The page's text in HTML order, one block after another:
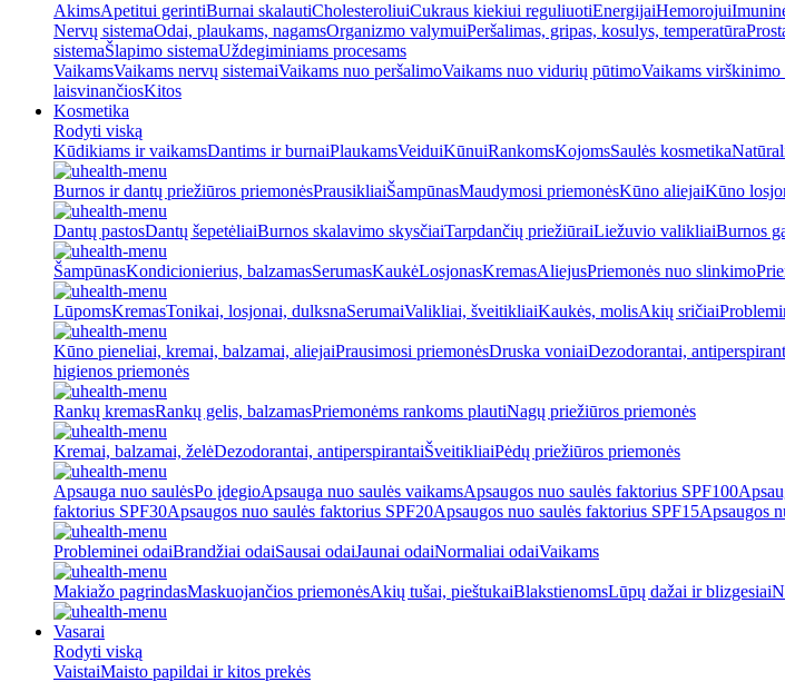
AkimsApetitui gerintiBurnai skalautiCholesteroliuiCukraus kiekiui reguliuotiEnergijaiHemorojui
Nervų sistemaOdai, plaukams, nagamsOrganizmo valymuiPeršalimas, gripas, kosulys, temperatūra
sistemaŠlapimo sistemaUždegiminiams procesams
VaikamsVaikams nervų sistemaiVaikams nuo peršalimoVaikams nuo vidurių pūtimoVaikams virškinimo
laisvinančiosKitos
Kosmetika
Rodyti viską
Kūdikiams ir vaikamsDantims ir burnaiPlaukamsVeiduiKūnuiRankomsKojomsSaulės kosmetika
Burnos ir dantų priežiūros priemonėsPrausikliaiŠampūnasMaudymosi priemonėsKūno aliejaiKūno
Dantų pastosDantų šepetėliaiBurnos skalavimo skysčiaiTarpdančių priežiūraiLiežuvio valikliaiBurnos
ŠampūnasKondicionierius, balzamasSerumasKaukėLosjonasKremasAliejusPriemonės nuo slinkimo
LūpomsKremasTonikai, losjonai, dulksnaSerumaiValikliai, šveitikliaiKaukės, molisAkių sričiai
Kūno pieneliai, kremai, balzamai, aliejaiPrausimosi priemonėsDruska voniaiDezodorantai,
higienos priemonės
Rankų kremasRankų gelis, balzamasPriemonėms rankoms plautiNagų priežiūros priemonės
Kremai, balzamai, želėDezodorantai, antiperspirantaiŠveitikliaiPėdų priežiūros priemonės
Apsauga nuo saulėsPo įdegioApsauga nuo saulės vaikamsApsaugos nuo saulės faktorius SPF100
faktorius SPF30Apsaugos nuo saulės faktorius SPF20Apsaugos nuo saulės faktorius SPF15Apsaugos
Probleminei odaiBrandžiai odaiSausai odaiJaunai odaiNormaliai odaiVaikams
Makiažo pagrindasMaskuojančios priemonėsAkių tušai, pieštukaiBlakstienomsLūpų dažai ir blizgesiai
Vasarai
Rodyti viską
VaistaiMaisto papildai ir kitos prekės